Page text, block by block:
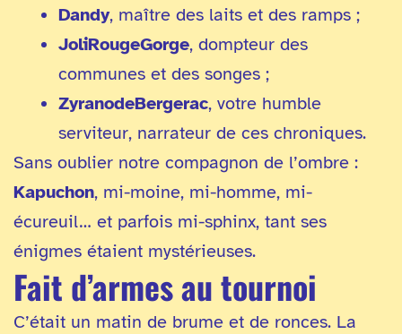
Dandy, maître des laits et des ramps ;
JoliRougeGorge, dompteur des
communes et des songes ;
ZyranodeBergerac, votre humble
serviteur, narrateur de ces chroniques.
Sans oublier notre compagnon de l’ombre :
Kapuchon, mi-moine, mi-homme, mi-
écureuil… et parfois mi-sphinx, tant ses
énigmes étaient mystérieuses.
Fait d’armes au tournoi
C’était un matin de brume et de ronces. La